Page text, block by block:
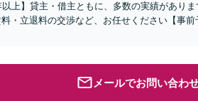
上】貸主・借主ともに、多数の実績があり
・立退料の交渉など、お任せください【事
メールでお問い合わ